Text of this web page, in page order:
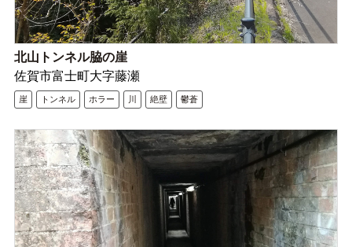
北山トンネル脇の崖
佐賀市富士町大字藤瀬
崖 トンネル ホラー 川 絶壁 鬱蒼